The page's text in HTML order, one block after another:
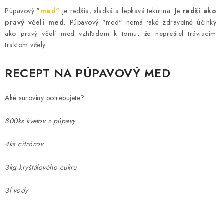
VÝROBKY Z VOSKU
DOPLNKY KU VČELÍM PRODUKTOM
MEDOVÉ CUKROVINKY
SLUŽBY VČELÁRA
DARČEKOVÝ POUKAZ
VČELÁRSKE POTREBY
LITERATÚRA - KNIHY
Púpavový "med" je redšia, sladká a lepkavá tekutina. Je redší ako
pravý včelí med. Púpavový "med" nemá také zdravotné účinky
ako pravý včelí med vzhľadom k tomu, že neprešiel tráviacim
traktom včely.
RECEPT NA PÚPAVOVÝ MED
Aké suroviny potrebujete?
800ks kvetov z púpavy
4ks citrónov
3kg kryštálového cukru
3l vody